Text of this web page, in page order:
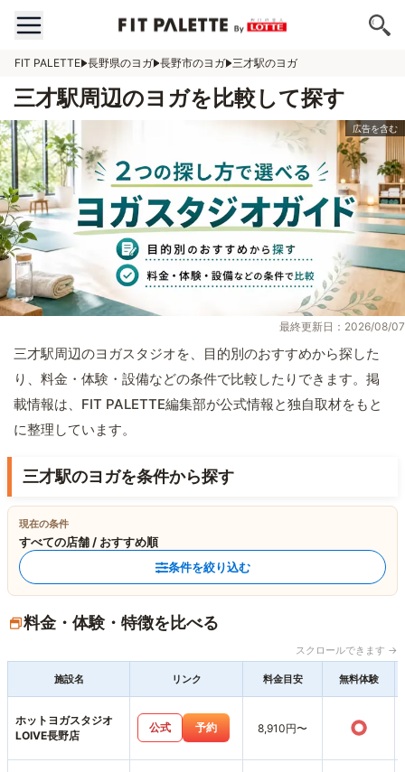
FIT PALETTE 長野県のヨガ 長野市のヨガ 三才駅のヨガ
三才駅周辺のヨガを比較して探す
最終更新日：2026/08/07
三才駅周辺のヨガスタジオを、目的別のおすすめから探した
り、料金・体験・設備などの条件で比較したりできます。掲
載情報は、FIT PALETTE編集部が公式情報と独自取材をもと
に整理しています。
三才駅のヨガを条件から探す
現在の条件
すべての店舗 / おすすめ順
条件を絞り込む
料金・体験・特徴を比べる
スクロールできます →
施設名 リンク 料金目安 無料体験
ホットヨガスタジオ
LOIVE長野店
公式 予約 8,910円〜 ○